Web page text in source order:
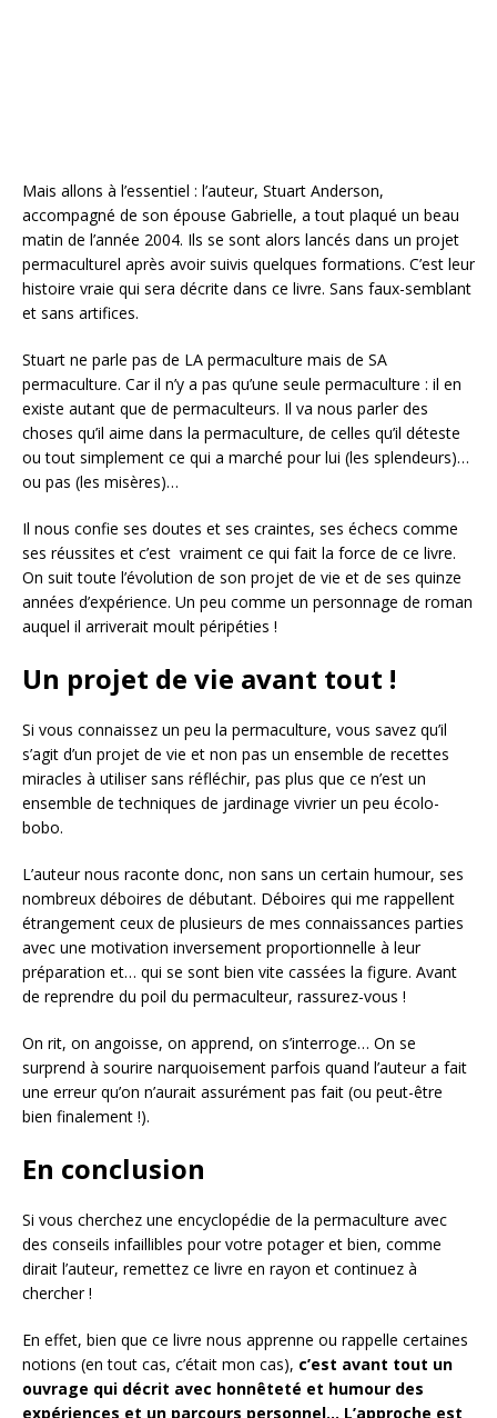
Mais allons à l’essentiel : l’auteur, Stuart Anderson,
accompagné de son épouse Gabrielle, a tout plaqué un beau
matin de l’année 2004. Ils se sont alors lancés dans un projet
permaculturel après avoir suivis quelques formations. C’est leur
histoire vraie qui sera décrite dans ce livre. Sans faux-semblant
et sans artifices.
Stuart ne parle pas de LA permaculture mais de SA
permaculture. Car il n’y a pas qu’une seule permaculture : il en
existe autant que de permaculteurs. Il va nous parler des
choses qu’il aime dans la permaculture, de celles qu’il déteste
ou tout simplement ce qui a marché pour lui (les splendeurs)…
ou pas (les misères)…
Il nous confie ses doutes et ses craintes, ses échecs comme
ses réussites et c’est vraiment ce qui fait la force de ce livre.
On suit toute l’évolution de son projet de vie et de ses quinze
années d’expérience. Un peu comme un personnage de roman
auquel il arriverait moult péripéties !
Un projet de vie avant tout !
Si vous connaissez un peu la permaculture, vous savez qu’il
s’agit d’un projet de vie et non pas un ensemble de recettes
miracles à utiliser sans réfléchir, pas plus que ce n’est un
ensemble de techniques de jardinage vivrier un peu écolo-
bobo.
L’auteur nous raconte donc, non sans un certain humour, ses
nombreux déboires de débutant. Déboires qui me rappellent
étrangement ceux de plusieurs de mes connaissances parties
avec une motivation inversement proportionnelle à leur
préparation et… qui se sont bien vite cassées la figure. Avant
de reprendre du poil du permaculteur, rassurez-vous !
On rit, on angoisse, on apprend, on s’interroge… On se
surprend à sourire narquoisement parfois quand l’auteur a fait
une erreur qu’on n’aurait assurément pas fait (ou peut-être
bien finalement !).
En conclusion
Si vous cherchez une encyclopédie de la permaculture avec
des conseils infaillibles pour votre potager et bien, comme
dirait l’auteur, remettez ce livre en rayon et continuez à
chercher !
En effet, bien que ce livre nous apprenne ou rappelle certaines
notions (en tout cas, c’était mon cas), c’est avant tout un
ouvrage qui décrit avec honnêteté et humour des
expériences et un parcours personnel… L’approche est